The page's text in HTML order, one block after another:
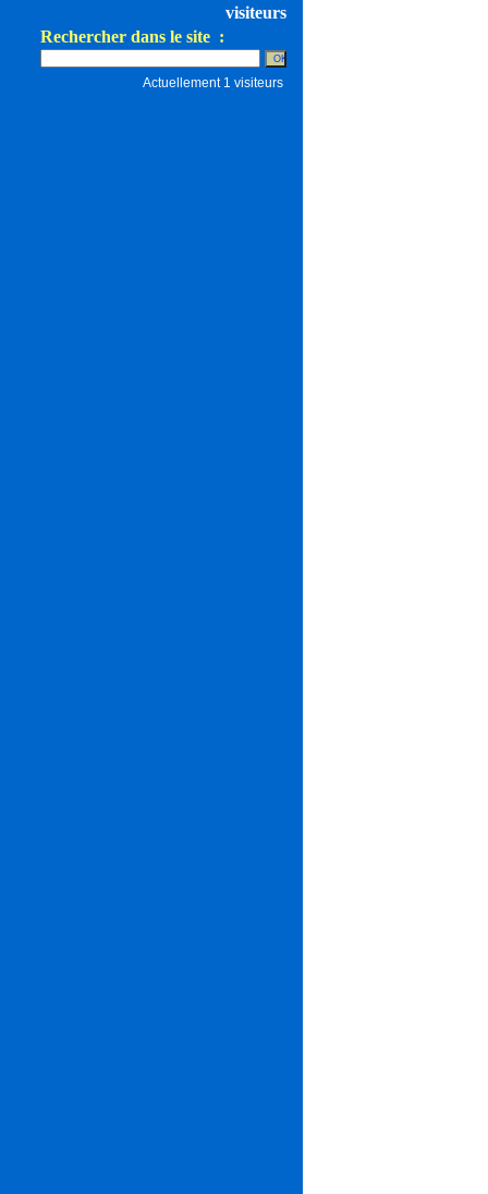
visiteurs
Rechercher dans le site :
Actuellement 1 visiteurs